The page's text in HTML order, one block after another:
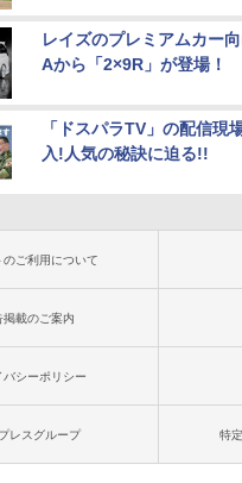
レイズのプレミアムカー
Aから「2×9R」が登場！
「ドスパラTV」の配信現
入!人気の秘訣に迫る!!
のご利用について
掲載のご案内
バシーポリシー
レスグループ 特